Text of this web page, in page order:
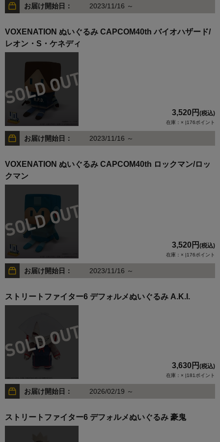
お届け開始日： 2023/11/16 ～
VOXENATION ぬいぐるみ CAPCOM40th バイオハザード/
レオン・S・ケネディ
3,520円 (税込)
在庫：× |176ポイント
お届け開始日： 2023/11/16 ～
VOXENATION ぬいぐるみ CAPCOM40th ロックマン/ロッ
クマン
3,520円 (税込)
在庫：× |176ポイント
お届け開始日： 2023/11/16 ～
ストリートファイター6 デフォルメぬいぐるみ A.K.I.
3,630円 (税込)
在庫：× |181ポイント
お届け開始日： 2026/02/19 ～
ストリートファイター6 デフォルメぬいぐるみ 豪鬼